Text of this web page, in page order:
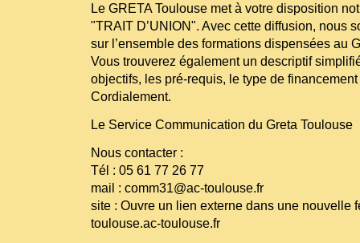
Le GRETA Toulouse met à votre disposition
"TRAIT D’UNION". Avec cette diffusion, nous
sur l’ensemble des formations dispensées au
Vous trouverez également un descriptif
objectifs, les pré-requis, le type de
Cordialement.
Le Service Communication du Greta Toulouse
Nous contacter :
Tél : 05 61 77 26 77
mail : comm31@ac-toulouse.fr
site : Ouvre un lien externe dans une nouvelle
toulouse.ac-toulouse.fr